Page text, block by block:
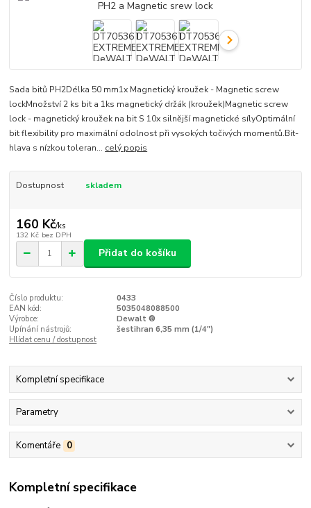
Sada bitů PH2Délka 50 mm1x Magnetický kroužek - Magnetic screw
lockMnožství 2 ks bit a 1ks magnetický držák (kroužek)Magnetic screw
lock - magnetický kroužek na bit S 10x silnější magnetické sílyOptimální
bit flexibility pro maximální odolnost při vysokých točivých momentů.Bit-
hlava s nízkou toleran... celý popis
Dostupnost skladem
160 Kč/ks
132 Kč bez DPH
Přidat do košíku
Číslo produktu:
0433
EAN kód:
5035048088500
Výrobce:
Dewalt ®
Upínání nástrojů:
šestihran 6,35 mm (1/4")
Hlídat cenu / dostupnost
Kompletní specifikace
Parametry
Komentáře 0
Kompletní specifikace